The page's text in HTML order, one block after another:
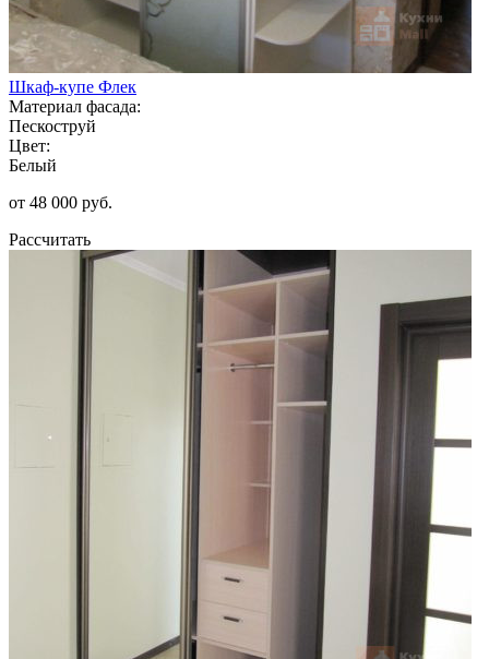
Шкаф-купе Флек
Материал фасада:
Пескоструй
Цвет:
Белый
от 48 000 руб.
Рассчитать